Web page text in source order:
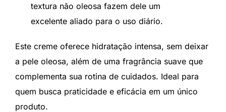
textura não oleosa fazem dele um
excelente aliado para o uso diário.
Este creme oferece hidratação intensa, sem deixar
a pele oleosa, além de uma fragrância suave que
complementa sua rotina de cuidados. Ideal para
quem busca praticidade e eficácia em um único
produto.